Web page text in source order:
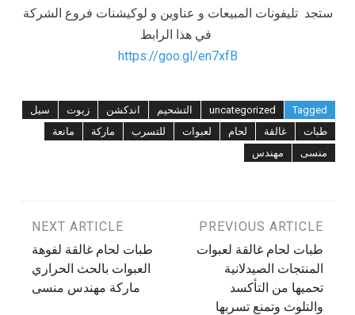
ستجد تليفونات المبيعات و عناوين و لوكيشنات فروع الشركة
في هذا الرابط
https://goo.gl/en7xfB
Tagged
uncategorized التشحيم اندكشن زيوت
سيل
طبات
غالقة لحام لعبوات للتسرب ماركة
مانعة
منسى
مهندس
تصفّح
المقالات
PREVIOUS ARTICLE
طبات لحام غالقة لعبوات
المنتجات الصيدلانية
تحميها من التأكسد
والتلوث وتمنع تسربها
NEXT ARTICLE
طبات لحام غالقة لفوهة
العبوات بالحث الحراري
ماركة مهندس منسى